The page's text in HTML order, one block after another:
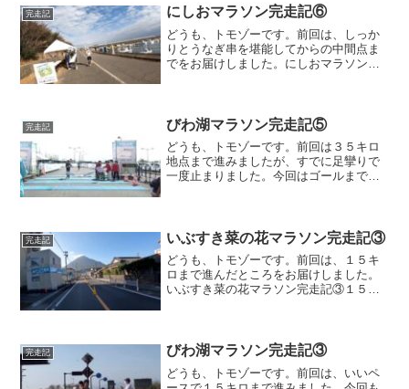
キロ地点のエイドですw...
完走記 にしおマラソン完走記⑥
どうも、トモゾーです。前回は、しっか
りとうなぎ串を堪能してからの中間点ま
でをお届けしました。にしおマラソン中
す。２３キロ地点、お楽しみ...
完走記 びわ湖マラソン完走記⑤
どうも、トモゾーです。前回は３５キロ
地点まで進みましたが、すでに足攣りで
一度止まりました。今回はゴールまで頑
プニングが起きました。頭...
完走記 いぶすき菜の花マラソン完走記③
どうも、トモゾーです。前回は、１５キ
ロまで進んだところをお届けしました。
いぶすき菜の花マラソン完走記③１５キ
ったんだろう、気になる・...
完走記 びわ湖マラソン完走記③
どうも、トモゾーです。前回は、いいペ